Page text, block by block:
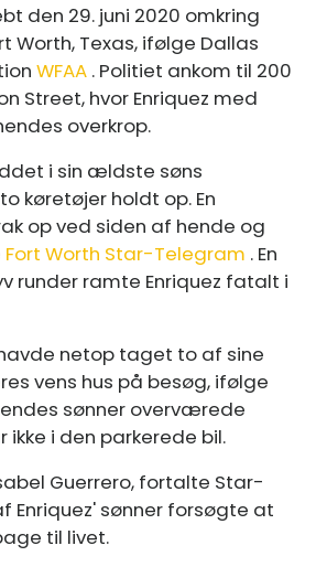
den 29. juni 2020 omkring
Worth, Texas, ifølge Dallas
WFAA . Politiet ankom til 200
Street, hvor Enriquez med
overkrop.
i sin ældste søns
køretøjer holdt op. En
op ved siden af ​​hende og
Fort Worth Star-Telegram . En
runder ramte Enriquez fatalt i
netop taget to af sine
vens hus på besøg, ifølge
sønner overværede
ikke i den parkerede bil.
Guerrero, fortalte Star-
​​Enriquez' sønner forsøgte at
til livet.